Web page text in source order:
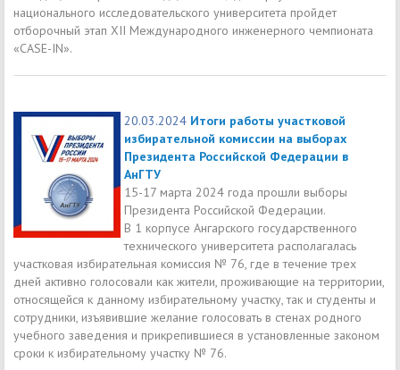
национального исследовательского университета пройдет
отборочный этап XII Международного инженерного чемпионата
«CASE-IN».
20.03.2024 Итоги работы участковой
избирательной комиссии на выборах
Президента Российской Федерации в
АнГТУ
15-17 марта 2024 года прошли выборы
Президента Российской Федерации.
В 1 корпусе Ангарского государственного
технического университета располагалась
участковая избирательная комиссия № 76, где в течение трех
дней активно голосовали как жители, проживающие на территории,
относящейся к данному избирательному участку, так и студенты и
сотрудники, изъявившие желание голосовать в стенах родного
учебного заведения и прикрепившиеся в установленные законом
сроки к избирательному участку № 76.